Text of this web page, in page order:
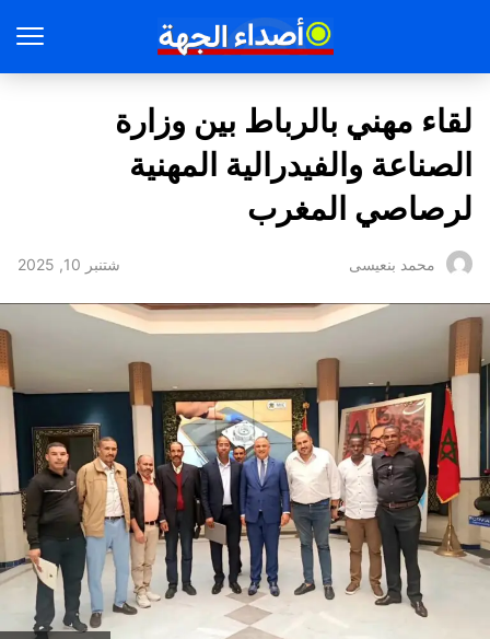
لقاء مهني بالرباط بين وزارة
الصناعة والفيدرالية المهنية
لرصاصي المغرب
محمد بنعيسى شتنبر 10, 2025